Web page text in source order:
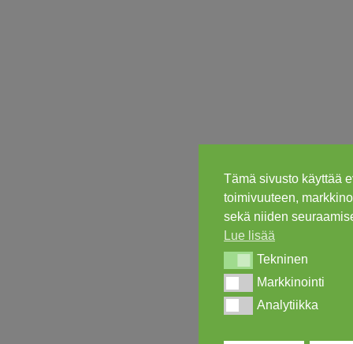
Tämä sivusto käyttää
toimivuuteen,
sekä niiden
Lue lisää
TekninenTekninen
MarkkinointiMarkkinointi
AnalytiikkaAnalytiikka